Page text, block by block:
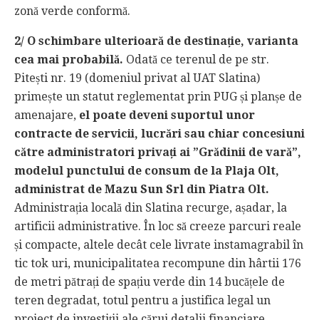
zonă verde conformă.
2/ O schimbare ulterioară de destinație, varianta
cea mai probabilă. Odată ce terenul de pe str.
Pitești nr. 19 (domeniul privat al UAT Slatina)
primește un statut reglementat prin PUG și planșe de
amenajare, el poate deveni suportul unor
contracte de servicii, lucrări sau chiar concesiuni
către administratori privați ai ”Grădinii de vară”,
modelul punctului de consum de la Plaja Olt,
administrat de Mazu Sun Srl din Piatra Olt.
Administrația locală din Slatina recurge, așadar, la
artificii administrative. În loc să creeze parcuri reale
și compacte, altele decât cele livrate instamagrabil în
tic tok uri, municipalitatea recompune din hârtii 176
de metri pătrați de spațiu verde din 14 bucățele de
teren degradat, totul pentru a justifica legal un